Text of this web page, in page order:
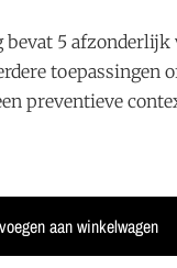
bevat 5 afzonderlijk
toepassingen
preventieve
aan winkelwagen